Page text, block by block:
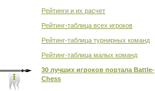
Рейтинги и их расчет
Рейтинг-таблица всех игроков
Рейтинг-таблица турнирных команд
Рейтинг-таблица малых команд
30 лучших игроков портала Battle-
Chess